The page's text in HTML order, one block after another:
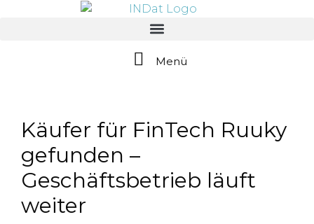
Menü
Käufer für FinTech Ruuky
gefunden –
Geschäftsbetrieb läuft
weiter